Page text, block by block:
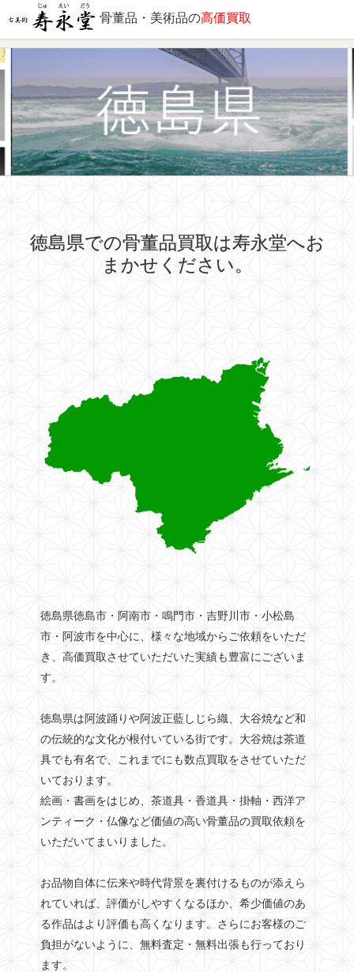
骨董品・美術品の高価買取
出張対応エリア
徳島県での骨董品買取は寿永堂へお
まかせください。
徳島県徳島市・阿南市・鳴門市・吉野川市・小松島
市・阿波市を中心に、様々な地域からご依頼をいただ
き、高価買取させていただいた実績も豊富にございま
す。
徳島県は阿波踊りや阿波正藍しじら織、大谷焼など和
の伝統的な文化が根付いている街です。大谷焼は茶道
具でも有名で、これまでにも数点買取をさせていただ
いております。
絵画・書画をはじめ、茶道具・香道具・掛軸・西洋ア
ンティーク・仏像など価値の高い骨董品の買取依頼を
いただいてまいりました。
お品物自体に伝来や時代背景を裏付けるものが添えら
れていれば、評価がしやすくなるほか、希少価値のあ
る作品はより評価も高くなります。さらにお客様のご
負担がないように、無料査定・無料出張も行っており
ます。